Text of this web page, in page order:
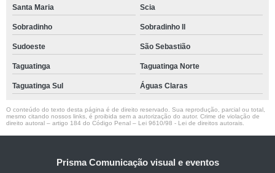
Santa Maria Scia
Sobradinho Sobradinho ll
Sudoeste São Sebastião
Taguatinga Taguatinga Norte
Taguatinga Sul Águas Claras
O conteúdo do texto desta página é de direito reservado. Sua reprodução, parcial ou total,
mesmo citando nossos links, é proibida sem a autorização do autor. Crime de violação de
direito autoral – artigo 184 do Código Penal – Lei 9610/98 - Lei de direitos autorais
Prisma Comunicação visual e eventos